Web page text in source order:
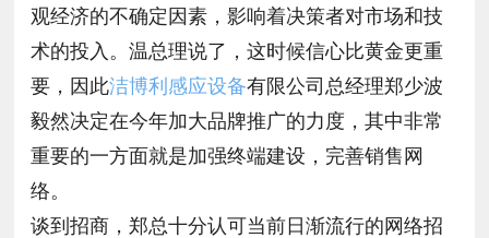
观经济的不确定因素，影响着决策者对市场和技
术的投入。温总理说了，这时候信心比黄金更重
要，因此洁博利感应设备有限公司总经理郑少波
毅然决定在今年加大品牌推广的力度，其中非常
重要的一方面就是加强终端建设，完善销售网
络。
谈到招商，郑总十分认可当前日渐流行的网络招